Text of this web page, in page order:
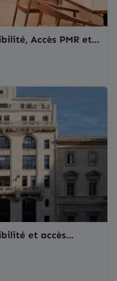
Accès PMR et
et accès